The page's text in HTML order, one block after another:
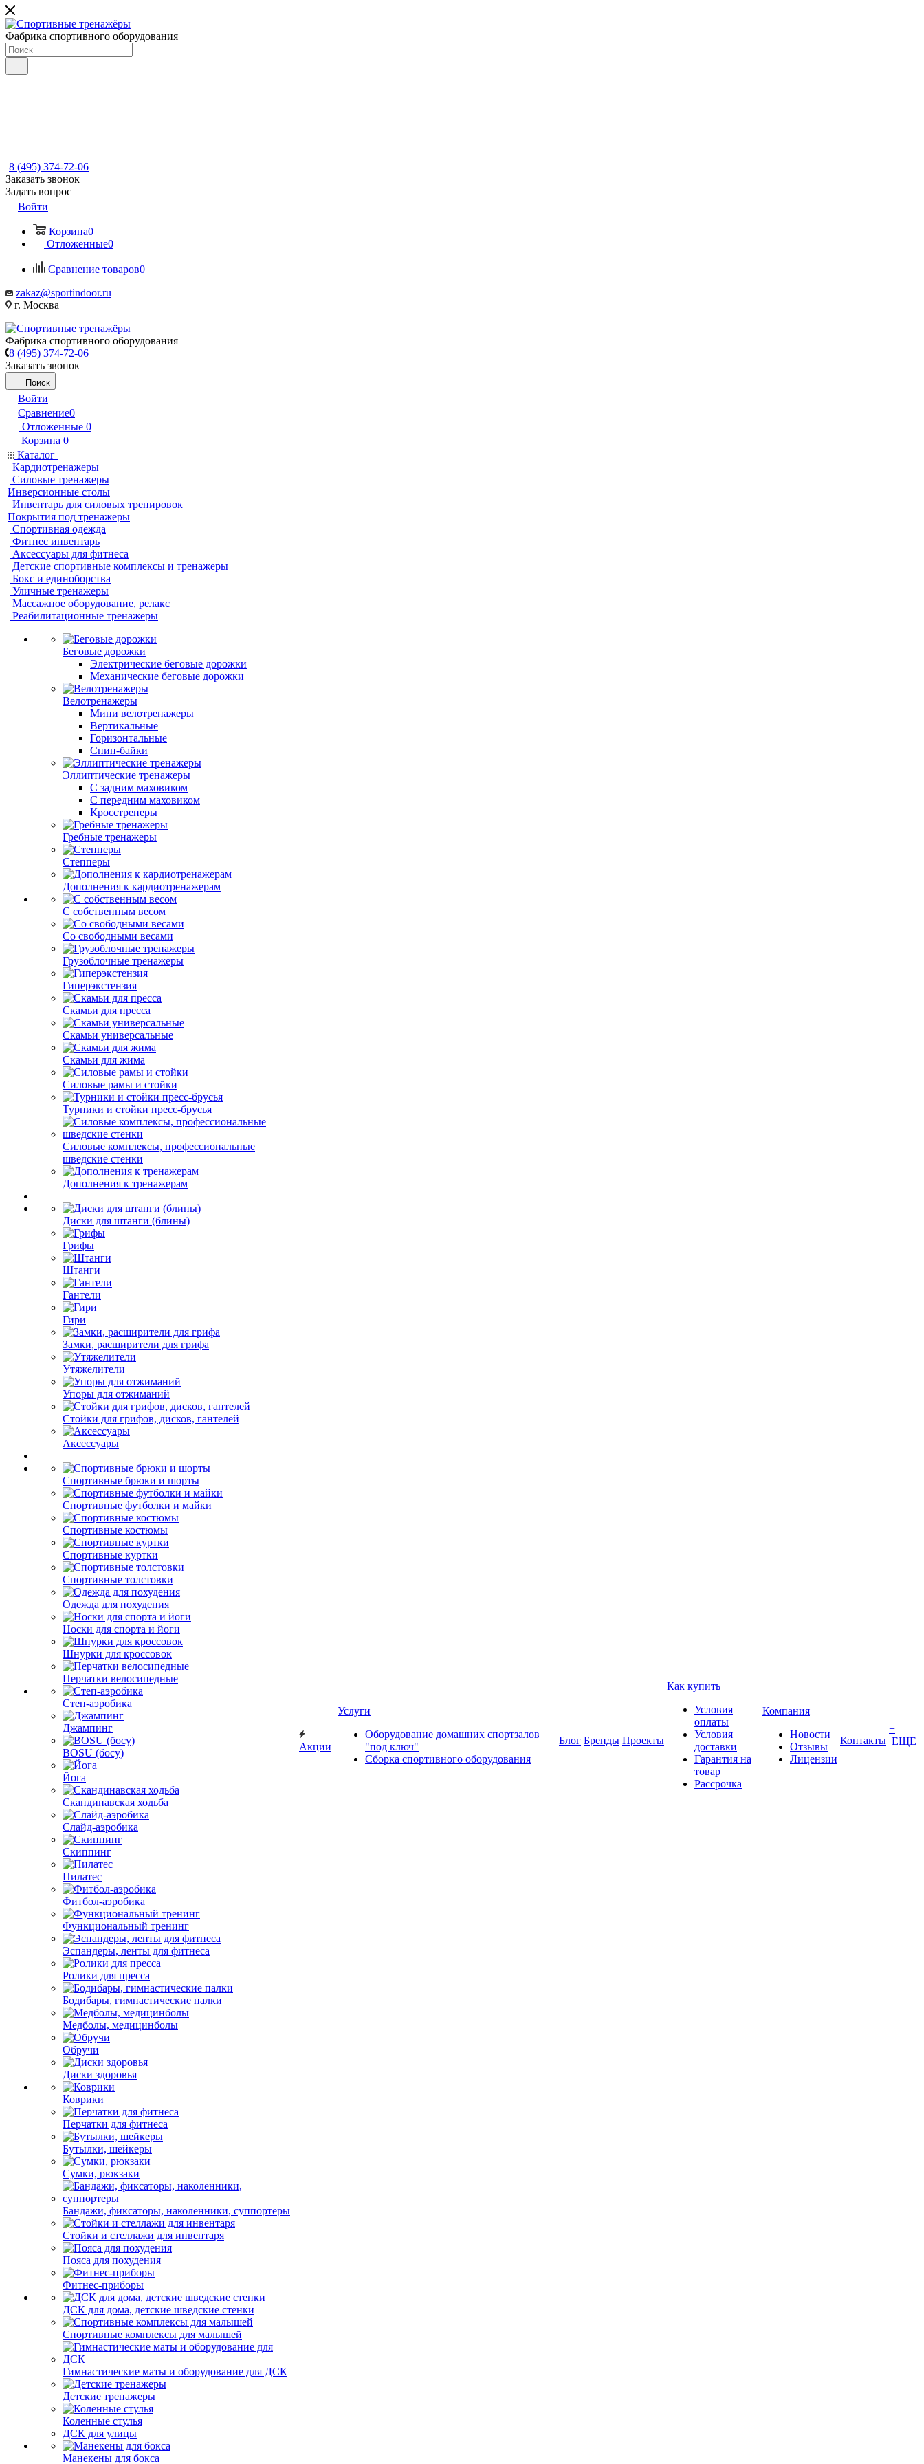
Фабрика спортивного оборудования
8 (495) 374-72-06
Заказать звонок
Задать вопрос
Войти
Корзина0
Отложенные0
Сравнение товаров0
zakaz@sportindoor.ru
г. Москва
Фабрика спортивного оборудования
8 (495) 374-72-06
Заказать звонок
Поиск
Войти
Сравнение0
Отложенные 0
Корзина 0
Каталог
Кардиотренажеры
Силовые тренажеры
Инверсионные столы
Инвентарь для силовых тренировок
Покрытия под тренажеры
Спортивная одежда
Фитнес инвентарь
Аксессуары для фитнеса
Детские спортивные комплексы и тренажеры
Бокс и единоборства
Уличные тренажеры
Массажное оборудование, релакс
Реабилитационные тренажеры
Беговые дорожки
Электрические беговые дорожки
Механические беговые дорожки
Велотренажеры
Мини велотренажеры
Вертикальные
Горизонтальные
Спин-байки
Эллиптические тренажеры
С задним маховиком
С передним маховиком
Кросстренеры
Гребные тренажеры
Степперы
Дополнения к кардиотренажерам
С собственным весом
Со свободными весами
Грузоблочные тренажеры
Гиперэкстензия
Скамьи для пресса
Скамьи универсальные
Скамьи для жима
Силовые рамы и стойки
Турники и стойки пресс-брусья
Силовые комплексы, профессиональные
шведские стенки
Дополнения к тренажерам
Диски для штанги (блины)
Грифы
Штанги
Гантели
Гири
Замки, расширители для грифа
Утяжелители
Упоры для отжиманий
Стойки для грифов, дисков, гантелей
Аксессуары
Спортивные брюки и шорты
Спортивные футболки и майки
Спортивные костюмы
Спортивные куртки
Спортивные толстовки
Одежда для похудения
Носки для спорта и йоги
Шнурки для кроссовок
Перчатки велосипедные
Степ-аэробика
Джампинг
BOSU (босу)
Йога
Скандинавская ходьба
Слайд-аэробика
Скиппинг
Пилатес
Фитбол-аэробика
Функциональный тренинг
Эспандеры, ленты для фитнеса
Ролики для пресса
Бодибары, гимнастические палки
Медболы, медицинболы
Обручи
Диски здоровья
Коврики
Перчатки для фитнеса
Бутылки, шейкеры
Сумки, рюкзаки
Бандажи, фиксаторы, наколенники, суппортеры
Стойки и стеллажи для инвентаря
Пояса для похудения
Фитнес-приборы
ДСК для дома, детские шведские стенки
Спортивные комплексы для малышей
Гимнастические маты и оборудование для ДСК
Детские тренажеры
Коленные стулья
ДСК для улицы
Манекены для бокса
Акции
Услуги
Оборудование домашних спортзалов
"под ключ"
Сборка спортивного оборудования
Блог Бренды Проекты
Как купить
Условия
оплаты
Условия
доставки
Гарантия на
товар
Рассрочка
Компания
Новости
Отзывы
Лицензии
Контакты
+
ЕЩЕ